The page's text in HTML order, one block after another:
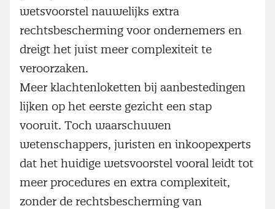
wetsvoorstel nauwelijks extra
rechtsbescherming voor ondernemers en
dreigt het juist meer complexiteit te
veroorzaken.
Meer klachtenloketten bij aanbestedingen
lijken op het eerste gezicht een stap
vooruit. Toch waarschuwen
wetenschappers, juristen en inkoopexperts
dat het huidige wetsvoorstel vooral leidt tot
meer procedures en extra complexiteit,
zonder de rechtsbescherming van